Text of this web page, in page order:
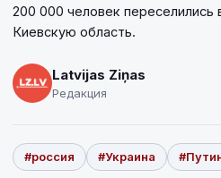
200 000 человек
Киевскую область.
Latvijas Ziņas
Редакция
#россия #Украина